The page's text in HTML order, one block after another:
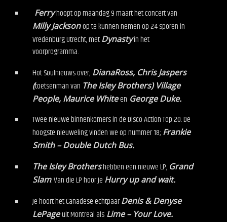
Ferryhoopt op maandag 9 maart het concert van
Milly Jacksonop te kunnen nemen op 24 sporen in
Vredenburg Utrecht, metDynastyin het
voorprogramma.
Hot Soulnieuws over; DianaRoss, Chris Jaspers
(toetsenman van The Isley Brothers) Village
People, Maurice Whiteen George Duke.
Twee nieuwe binnenkomers in de Disco Action Top 20. De
hoogste nieuweling vinden we op nummer 18; Frankie
Smith – Double Dutch Bus.
The Isley Brothershebben een nieuwe LP, Grand
Slam. Van die LP hoor je Hurry up and wait.
Je hoort het Canadese echtpaarDenis & Denyse
LePageuit Montreal als Lime – Your Love.